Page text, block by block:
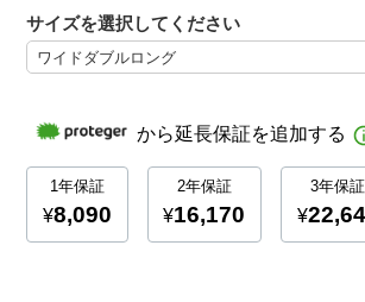
サイズを選択してください